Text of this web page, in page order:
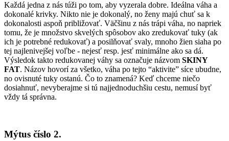
Každá jedna z nás túži po tom, aby vyzerala dobre. Ideálna váha a
dokonalé krivky. Nikto nie je dokonalý, no ženy majú chuť sa k
dokonalosti aspoň približovať. Väčšinu z nás trápi váha, no napriek
tomu, že je množstvo skvelých spôsobov ako zredukovať tuky (ak
ich je potrebné redukovať) a posilňovať svaly, mnoho žien siaha po
tej najlenivejšej voľbe - nejesť resp. jesť minimálne ako sa dá.
Výsledok takto redukovanej váhy sa označuje názvom SKINY
FAT. Názov hovorí za všetko, váha po tejto “aktivite” síce ubudne,
no ovisnuté tuky ostanú. Čo to znamená? Keď chceme niečo
dosiahnuť, nevyberajme si tú najjednoduchšiu cestu, nemusí byť
vždy tá správna.
Mýtus číslo 2.